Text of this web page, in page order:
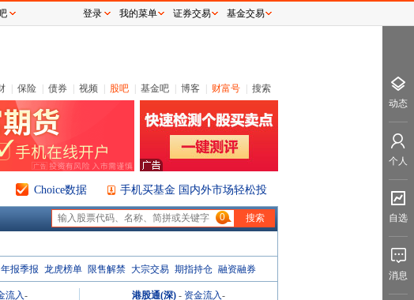
保险 债券 视频 股吧 基金吧 博客 财富号 搜索
Choice数据 手机买基金 国内外市场轻松投
0
年报季报 龙虎榜单 限售解禁 大宗交易 期指持仓 融资融券
流入- 港股通(深) - 资金流入-
登录 我的菜单 证券交易 基金交易
动态
个人
自选
消息